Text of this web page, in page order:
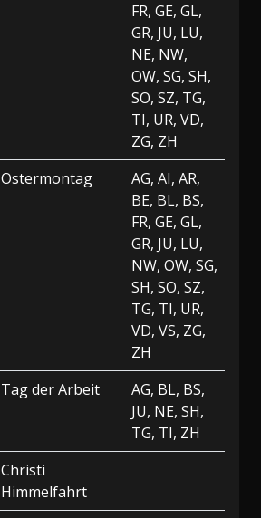
FR, GE, GL,
GR, JU, LU,
NE, NW,
OW, SG, SH,
SO, SZ, TG,
TI, UR, VD,
ZG, ZH
Ostermontag
AG, AI, AR,
BE, BL, BS,
FR, GE, GL,
GR, JU, LU,
NW, OW, SG,
SH, SO, SZ,
TG, TI, UR,
VD, VS, ZG,
ZH
Tag der Arbeit
AG, BL, BS,
JU, NE, SH,
TG, TI, ZH
Christi
Himmelfahrt